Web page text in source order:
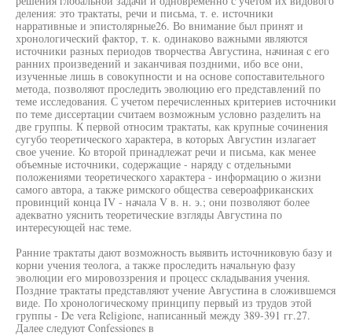
деления: это трактаты, речи и письма, т. е. источники
нарративные и эпистолярные26. Во внимание был принят и
хронологический фактор, т. к. одинаково важными являются
источники разных периодов творчества Августина, начиная с его
ранних произведений и заканчивая поздними, ибо все они,
изученные лишь в совокупности и на основе сопоставительного
метода, позволяют проследить эволюцию его представлений по
теме исследования. С учетом перечисленных критериев источники
по теме диссертации считаем возможным условно разделить на
две группы. К первой относим трактаты, как крупные сочинения
сугубо теоретического характера, в которых Августин излагает
свое учение. Ко второй принадлежат речи и письма, как менее
объемные источники, содержащие - наряду с отдельными
положениями теоретического характера - информацию о жизни
самого автора, а также римского общества североафриканских
провинций конца IV - начала V в. н. э.; они позволяют более
адекватно уяснить теоретические взгляды Августина по
интересующей нас теме.
Ранние трактаты дают возможность выявить источниковую базу и
корни учения теолога, а также проследить начальную фазу
эволюции его мировоззрения и процесс складывания учения.
Поздние трактаты представляют учение Августина в сложившемся
виде. По хронологическому принципу первый из трудов этой
группы - De vera Religione, написанный между 389-391 гг.27.
Далее следуют Confessiones в